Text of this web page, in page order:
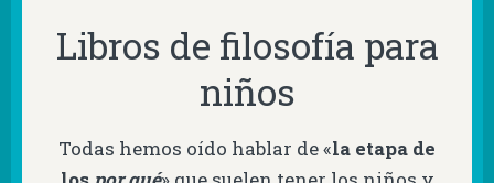
Libros de filosofía para
niños
Todas hemos oído hablar de «la etapa de